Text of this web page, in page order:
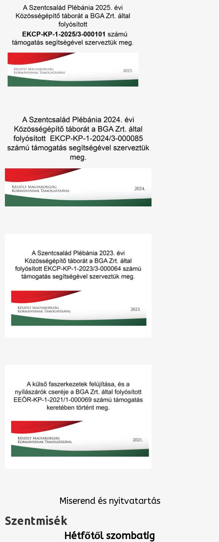
Miserend és nyitvatartás
Szentmisék
Hétfőtől szombatig